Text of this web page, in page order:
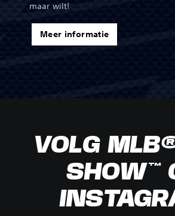
maar wilt!
Meer informatie
VOLG
SHOW™